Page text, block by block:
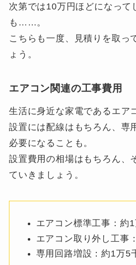
次第では10万円ほどになって
も……。
こちらも一度、見積りを取っ
ょう。
エアコン関連の工事費用
生活に身近な家電であるエア
設置には配線はもちろん、専
必要になることも。
設置費用の相場はもちろん、
ていきましょう。
エアコン標準工事：約1
エアコン取り外し工事
専用回路増設：約1万5